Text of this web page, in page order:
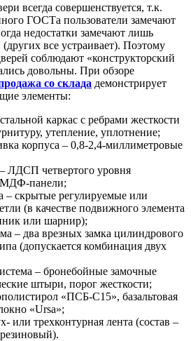
всегда совершенствуется, т.к.
ГОСТа пользователи замечают
недостатки замечают лишь
все устраивает). Поэтому
соблюдают «конструкторский
довольны. При обзоре
со склада демонстрирует
элементы:
каркас с ребрами жесткости
утепление, уплотнение;
корпуса – 0,8-2,4-миллиметровые
ЛДСП четвертого уровня
МДФ-панели;
– скрытые регулируемые или
(в качестве подвижного элемента
или шарнир);
– два врезных замка цилиндрового
(допускается комбинация двух
– бронебойные замочные
штыри, порог жесткости;
«ПСБ-С15», базальтовая
«Ursa»;
или трехконтурная лента (состав –